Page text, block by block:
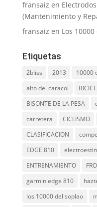
fransaiz en
(Mantenimiento y
fransaiz en Los
Etiquetas
2bliss 2013 10000
alto del caracol
BISONTE DE LA PESA
carretera
CICLISMO
CLASIFICACION
EDGE 810
ENTRENAMIENTO
garmin edge 810
los 10000 del soplao